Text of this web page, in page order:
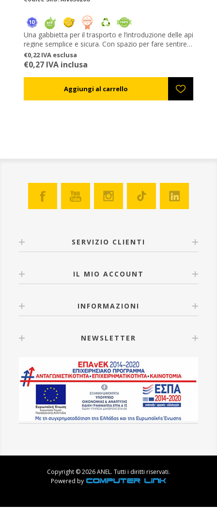
Una gabbietta per il trasporto e l’introduzione delle api
regine semplice e sicura. Con spazio per fare sentire
la regina in sicurezza e velocità di rilascio regolata. Si
incastrano una sopra all’altra per un trasporto in
sicurezza. Durante l’introduzione potete appenderle
appositi piedini.
€0,22 IVA esclusa
€0,27 IVA inclusa
SERVIZIO CLIENTI
IL MIO ACCOUNT
INFORMAZIONI
NEWSLETTER
Copyright © 2026 ANEL. Tutti i diritti riservati.
Powered by